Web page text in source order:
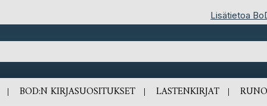
Lisätietoa
BOD:N KIRJASUOSITUKSET LASTENKIRJAT